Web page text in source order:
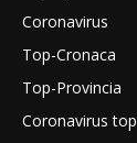
Coronavirus
Top-Cronaca
Top-Provincia
Coronavirus top